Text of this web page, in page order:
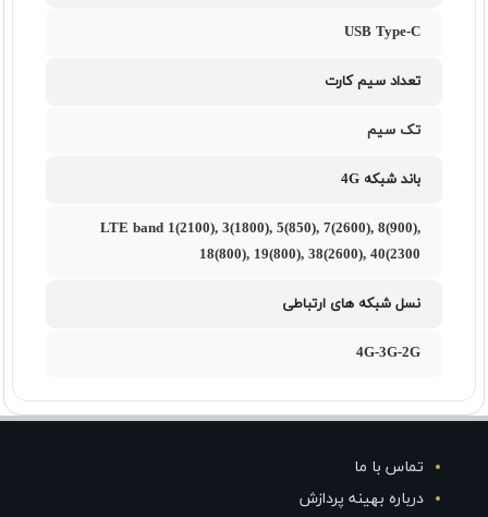
USB Type-C
تعداد سیم کارت
تک سیم
باند شبکه 4G
LTE band 1(2100), 3(1800), 5(850), 7(2600), 8(900),
18(800), 19(800), 38(2600), 40(2300
نسل شبکه های ارتباطی
4G-3G-2G
تماس با ما
درباره بهینه پردازش